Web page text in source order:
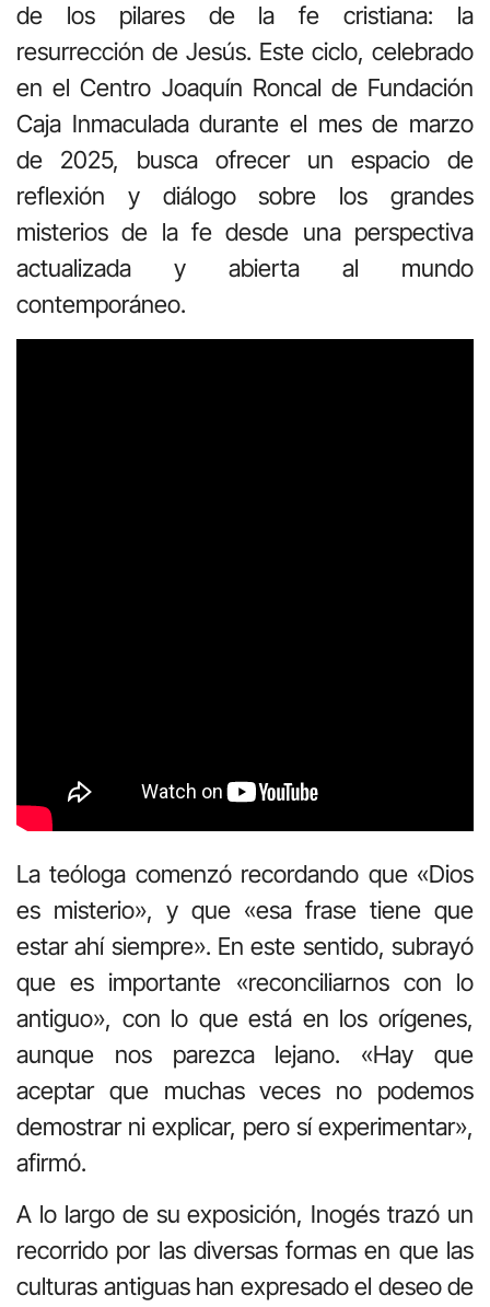
de los pilares de la fe cristiana: la
resurrección de Jesús. Este ciclo, celebrado
en el Centro Joaquín Roncal de Fundación
Caja Inmaculada durante el mes de marzo
de 2025, busca ofrecer un espacio de
reflexión y diálogo sobre los grandes
misterios de la fe desde una perspectiva
actualizada y abierta al mundo
contemporáneo.
La teóloga comenzó recordando que «Dios
es misterio», y que «esa frase tiene que
estar ahí siempre». En este sentido, subrayó
que es importante «reconciliarnos con lo
antiguo», con lo que está en los orígenes,
aunque nos parezca lejano. «Hay que
aceptar que muchas veces no podemos
demostrar ni explicar, pero sí experimentar»,
afirmó.
A lo largo de su exposición, Inogés trazó un
recorrido por las diversas formas en que las
culturas antiguas han expresado el deseo de